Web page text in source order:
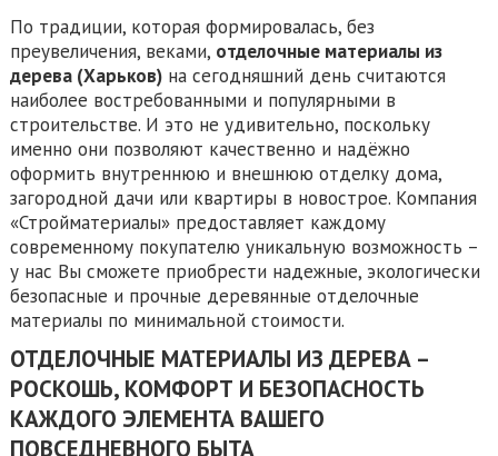
По традиции, которая формировалась, без
преувеличения, веками, отделочные материалы из
дерева (Харьков)на сегодняшний день считаются
наиболее востребованными и популярными в
строительстве. И это не удивительно, поскольку
именно они позволяют качественно и надёжно
оформить внутреннюю и внешнюю отделку дома,
загородной дачи или квартиры в новострое. Компания
«Стройматериалы» предоставляет каждому
современному покупателю уникальную возможность –
у нас Вы сможете приобрести надежные, экологически
безопасные и прочные деревянные отделочные
материалы по минимальной стоимости.
ОТДЕЛОЧНЫЕ МАТЕРИАЛЫ ИЗ ДЕРЕВА –
РОСКОШЬ, КОМФОРТ И БЕЗОПАСНОСТЬ
КАЖДОГО ЭЛЕМЕНТА ВАШЕГО
ПОВСЕДНЕВНОГО БЫТА